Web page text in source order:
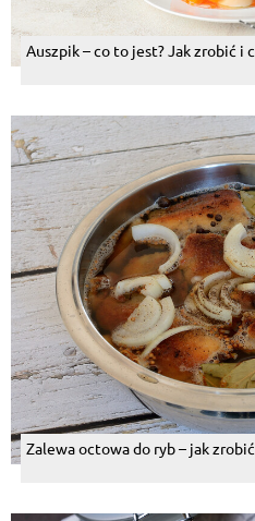
Auszpik – co to jest? Jak zrobić i
Zalewa octowa do ryb – jak